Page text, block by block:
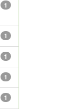
1
1
1
1
1